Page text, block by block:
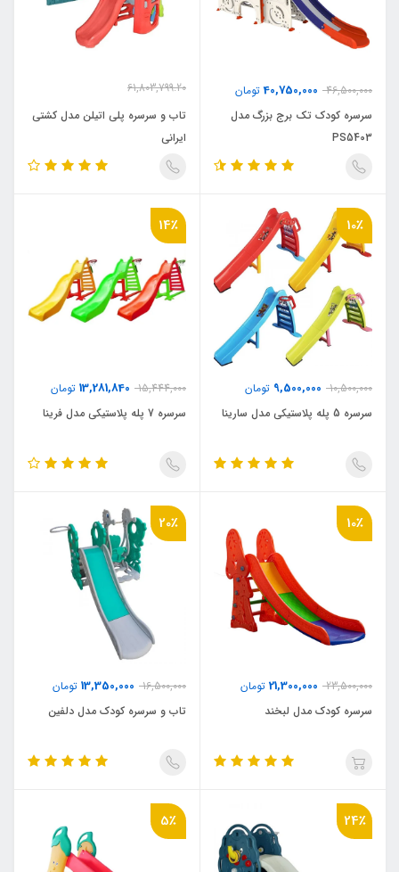
46,500,000
40,750,000تومان
سرسره کودک تک برج بزرگ مدل
PS5403
61,803,799.20
54,653,947.92 تومان
تاب و سرسره پلی اتیلن مدل کشتی
ایرانی
10٪
10,500,000
9,500,000 تومان
سرسره 5 پله پلاستیکی مدل سارینا
14٪
15,444,000
13,281,840 تومان
سرسره 7 پله پلاستیکی مدل فرینا
10٪
23,500,000
21,300,000 تومان
سرسره کودک مدل لبخند
20٪
16,500,000
13,350,000 تومان
تاب و سرسره کودک مدل دلفین
24٪ 5٪